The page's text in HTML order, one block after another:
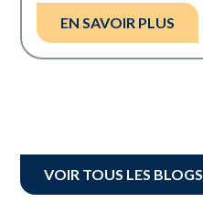
EN SAVOIR PLUS
VOIR TOUS LES BLOGS